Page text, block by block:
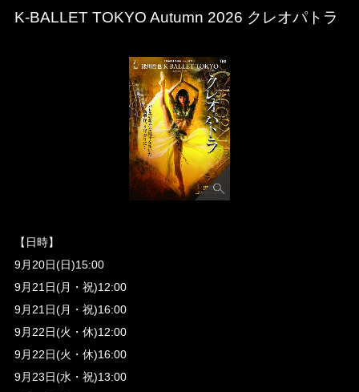
K-BALLET TOKYO Autumn 2026 クレオパトラ
【日時】
9月20日(日)15:00
9月21日(月・祝)12:00
9月21日(月・祝)16:00
9月22日(火・休)12:00
9月22日(火・休)16:00
9月23日(水・祝)13:00